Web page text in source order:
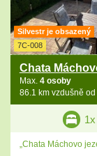
Silvestr je obsazený
7C-008
Chata
Max. 4 osoby
86.1 km vzdušně
1x
„Chata Máchovo